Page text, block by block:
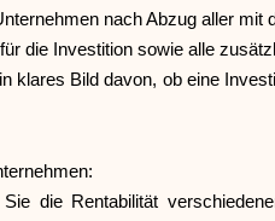
nach Abzug aller mit
die Investition sowie alle
klares Bild davon, ob eine
die Rentabilität